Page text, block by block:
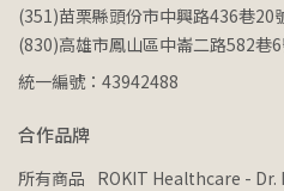
(351)苗栗縣頭份市中興路436巷20
(830)高雄市鳳山區中崙二路582巷
統一編號：43942488
合作品牌
所有商品 ROKIT Healthcare - Dr.